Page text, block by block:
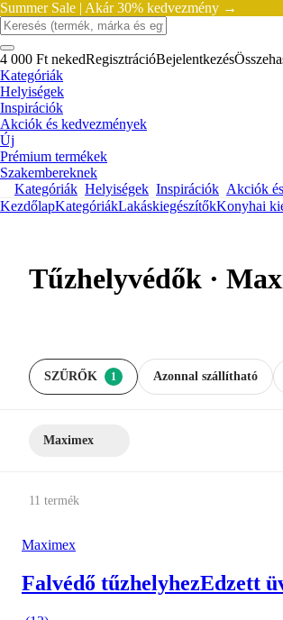
Summer Sale | Akár 30% kedvezmény →
4 000 Ft nekedRegisztrációBejelentkezés
Kategóriák
Helyiségek
Inspirációk
Akciók és kedvezmények
Új
Prémium termékek
Szakembereknek
Kategóriák Helyiségek Inspirációk Akciók
KezdőlapKategóriákLakáskiegészítőkKonyhai
Tűzhelyvédők ·
SZŰRŐK 1 Azonnal szállítható
Maximex
11 termék
Maximex
Falvédő tűzhelyhezEdzett